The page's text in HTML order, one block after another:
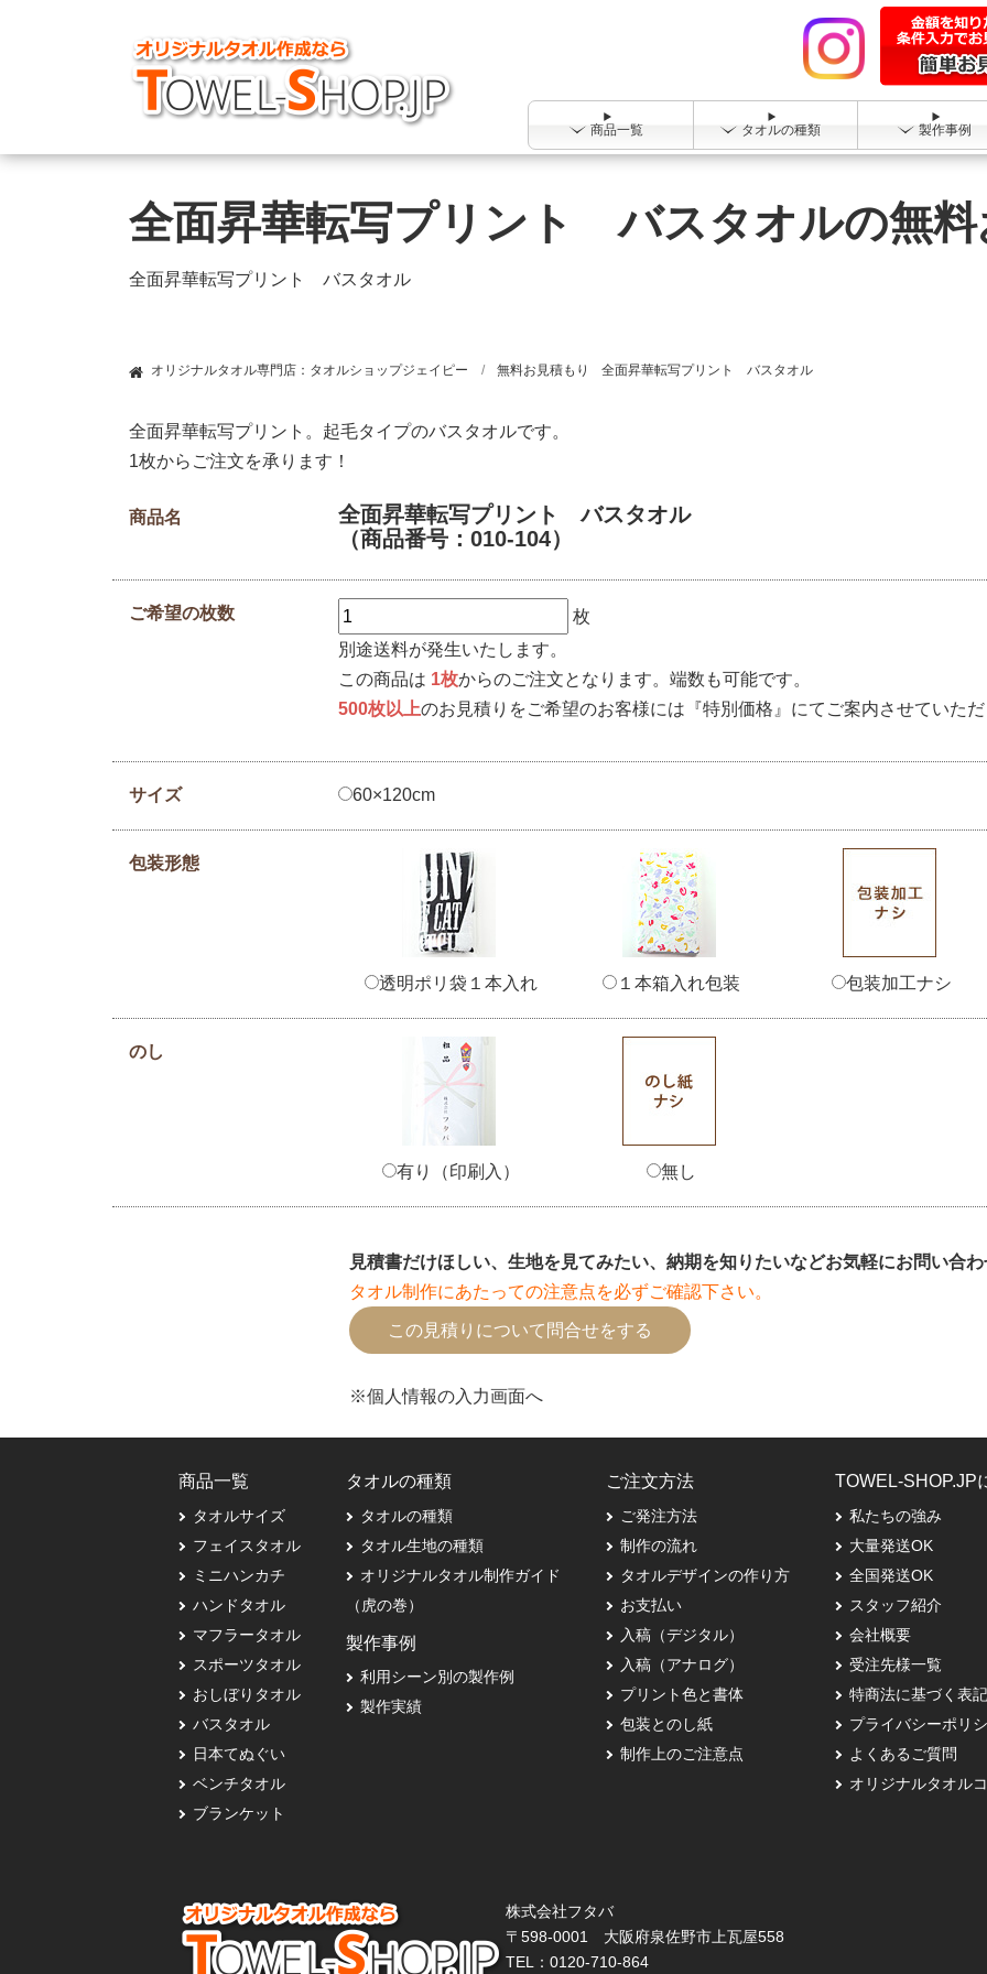
商品一覧 タオルの種類 製作事例
全面昇華転写プリント バスタオルの無料
全面昇華転写プリント バスタオル
オリジナルタオル専門店：タオルショップジェイピー 無料お見積もり 全面昇華転写プリント バスタオル
全面昇華転写プリント。起毛タイプのバスタオルです。
1枚からご注文を承ります！
商品名
全面昇華転写プリント バスタオル
（商品番号：010-104）
ご希望の枚数
枚
別途送料が発生いたします。
この商品は 1枚からのご注文となります。端数も可能です。
500枚以上のお見積りをご希望のお客様には『特別価格』にてご案内させていた
サイズ 60×120cm
包装形態
透明ポリ袋１本入れ １本箱入れ包装 包装加工ナシ
のし
有り（印刷入） 無し
見積書だけほしい、生地を見てみたい、納期を知りたいなどお気軽にお問い合
タオル制作にあたっての注意点を必ずご確認下さい。
※個人情報の入力画面へ
商品一覧
タオルサイズ
フェイスタオル
ミニハンカチ
ハンドタオル
マフラータオル
スポーツタオル
おしぼりタオル
バスタオル
日本てぬぐい
ベンチタオル
ブランケット
タオルの種類
タオルの種類
タオル生地の種類
オリジナルタオル制作ガイド
（虎の巻）
製作事例
利用シーン別の製作例
製作実績
ご注文方法
ご発注方法
制作の流れ
タオルデザインの作り方
お支払い
入稿（デジタル）
入稿（アナログ）
プリント色と書体
包装とのし紙
制作上のご注意点
TOWEL-SHOP.JP
私たちの強み
大量発送OK
全国発送OK
スタッフ紹介
会社概要
受注先様一覧
特商法に基づく表記
プライバシーポリ
よくあるご質問
オリジナルタオル
株式会社フタバ
〒598-0001 大阪府泉佐野市上瓦屋558
TEL：0120-710-864